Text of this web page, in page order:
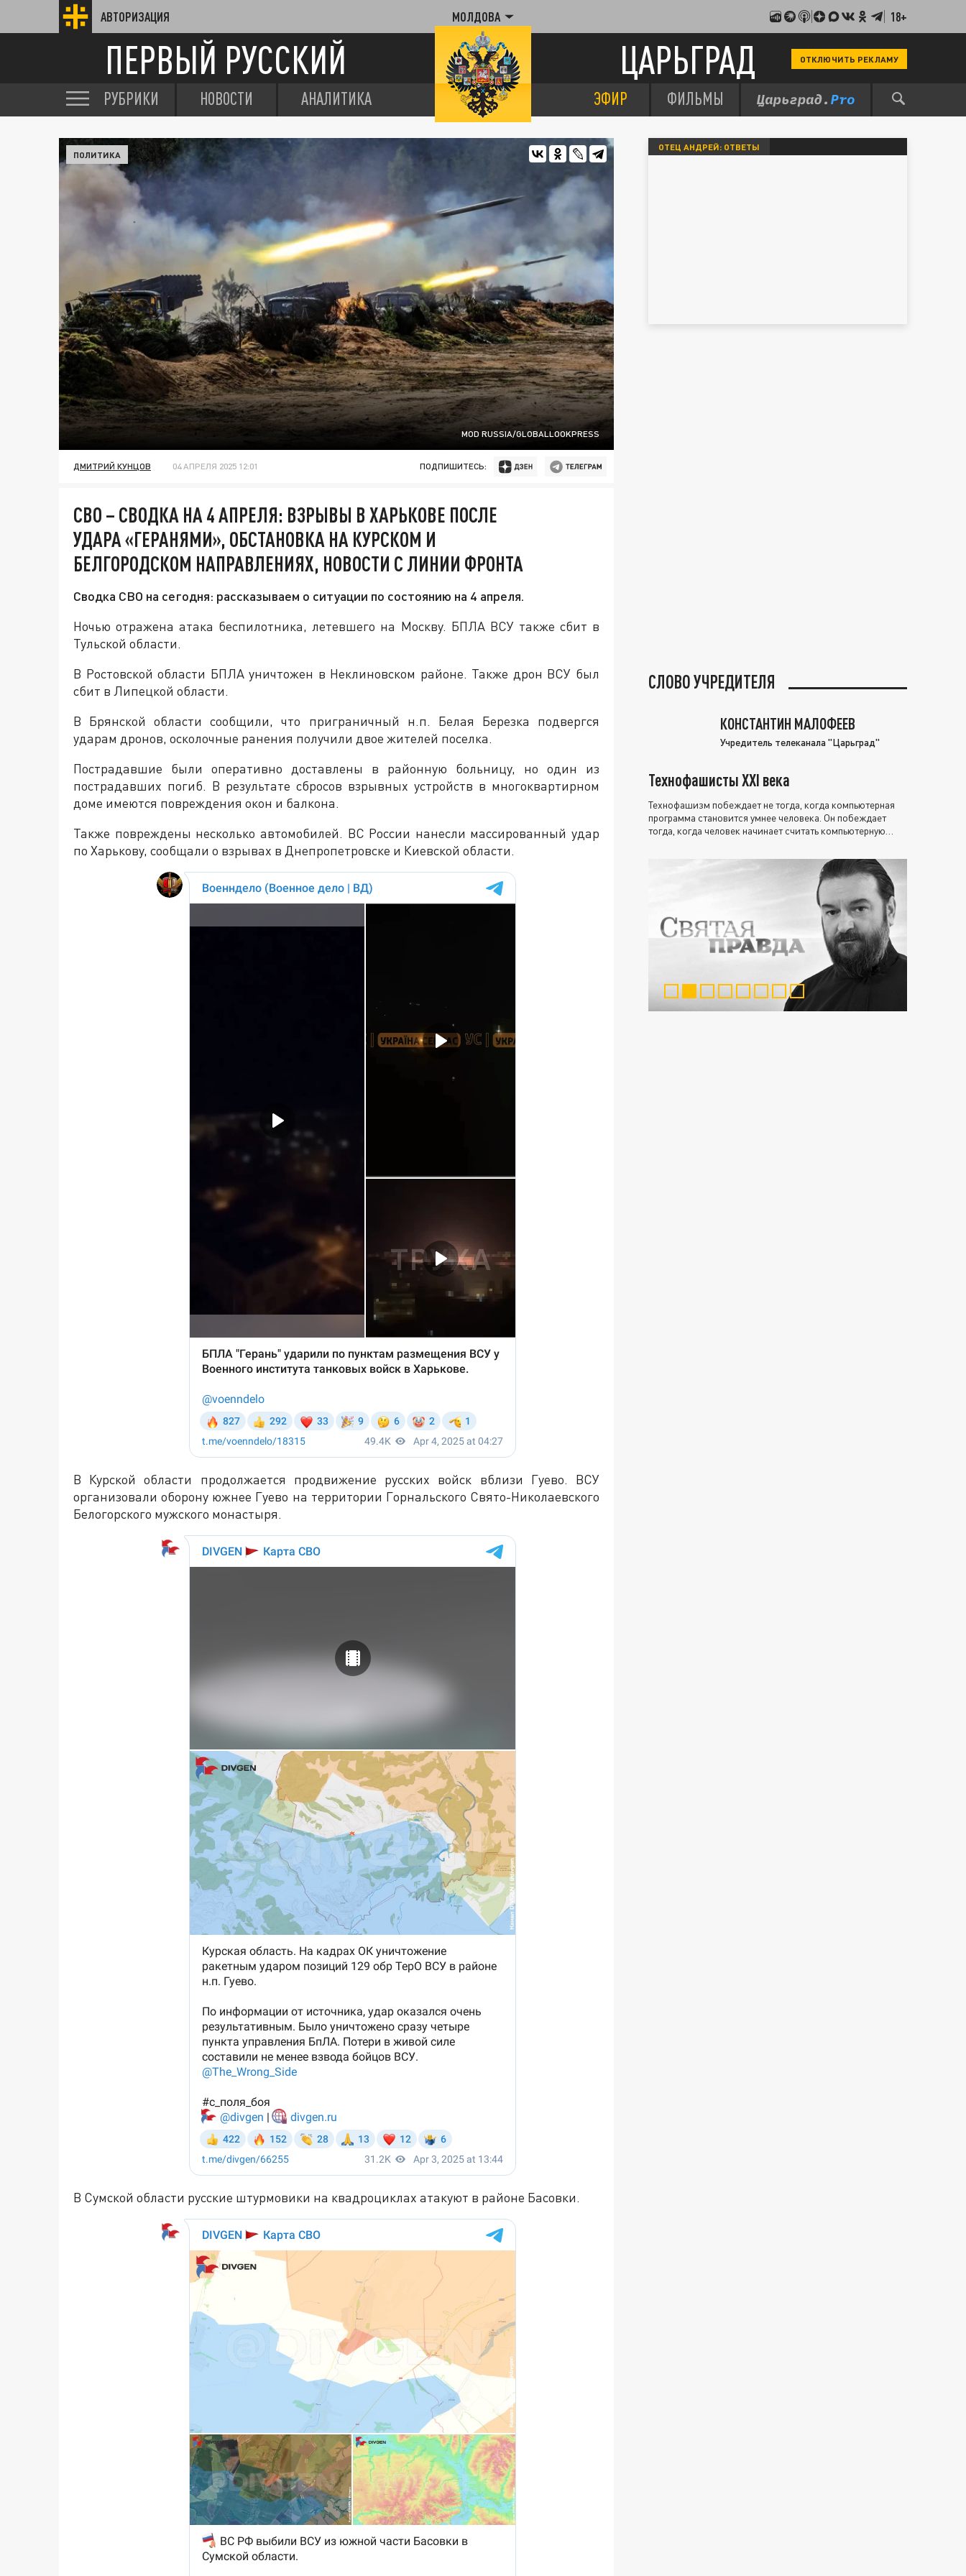
АВТОРИЗАЦИЯ МОЛДОВА 18+
ПЕРВЫЙ РУССКИЙ ЦАРЬГРАД ОТКЛЮЧИТЬ РЕКЛАМУ
РУБРИКИ НОВОСТИ АНАЛИТИКА ЭФИР ФИЛЬМЫ
MOD RUSSIA/GLOBALLOOKPRESS
ПОЛИТИКА
ДМИТРИЙ КУНЦОВ 04 АПРЕЛЯ 2025 12:01 ПОДПИШИТЕСЬ:
СВО – СВОДКА НА 4 АПРЕЛЯ: ВЗРЫВЫ В ХАРЬКОВЕ ПОСЛЕ
УДАРА «ГЕРАНЯМИ», ОБСТАНОВКА НА КУРСКОМ И
БЕЛГОРОДСКОМ НАПРАВЛЕНИЯХ, НОВОСТИ С ЛИНИИ ФРОНТА
Сводка СВО на сегодня: рассказываем о ситуации по состоянию на 4 апреля.
Ночью отражена атака беспилотника, летевшего на Москву. БПЛА ВСУ также сбит в
Тульской области.
В Ростовской области БПЛА уничтожен в Неклиновском районе. Также дрон ВСУ был
сбит в Липецкой области.
В Брянской области сообщили, что приграничный н.п. Белая Березка подвергся
ударам дронов, осколочные ранения получили двое жителей поселка.
Пострадавшие были оперативно доставлены в районную больницу, но один из
пострадавших погиб. В результате сбросов взрывных устройств в многоквартирном
доме имеются повреждения окон и балкона.
Также повреждены несколько автомобилей. ВС России нанесли массированный удар
по Харькову, сообщали о взрывах в Днепропетровске и Киевской области.
В Курской области продолжается продвижение русских войск вблизи Гуево. ВСУ
организовали оборону южнее Гуево на территории Горнальского Свято-Николаевского
Белогорского мужского монастыря.
В Сумской области русские штурмовики на квадроциклах атакуют в районе Басовки.
ОТЕЦ АНДРЕЙ: ОТВЕТЫ
СЛОВО УЧРЕДИТЕЛЯ
КОНСТАНТИН МАЛОФЕЕВ
Учредитель телеканала "Царьград"
Технофашисты XXI века
Технофашизм побеждает не тогда, когда компьютерная
программа становится умнее человека. Он побеждает
тогда, когда человек начинает считать компьютерную